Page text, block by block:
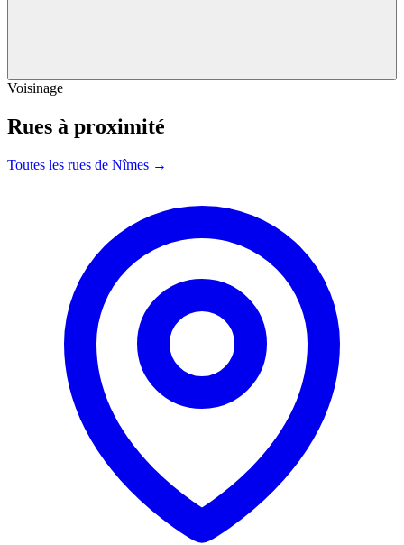
Voisinage
Rues à proximité
Toutes les rues de Nîmes →